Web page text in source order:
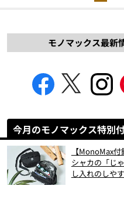
モノマックス最新
今月のモノマックス特別
【MonoMax
シャカの「じ
し入れのしや